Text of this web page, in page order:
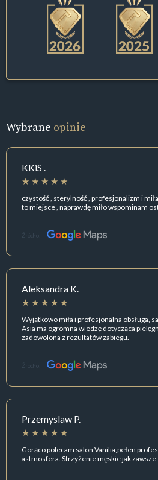
Wybrane opinie
KKiS .
czystość , sterylność , profesjonalizm i
to miejsce , naprawdę miło wspominam
Źródło:
Aleksandra K.
Wyjątkowo miła i profesjonalna obsługa,
Asia ma ogromna wiedzę dotycząca
zadowolona z rezultatów zabiegu.
Źródło:
Przemyslaw P.
Gorąco polecam salon Vanilia,pełen
astmosfera. Strzyżenie męskie jak